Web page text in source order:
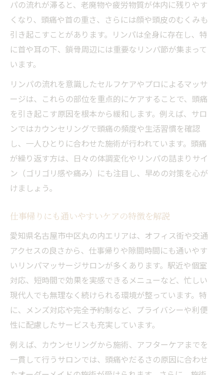
リンパと血管の違いを分かりやすく比較
頭痛ケアで注目されるリンパマッサージと
血管だけでなくリンパも重要なケアポイン
ト
頭痛緩和に特化したリンパマッサージの方
法
丸の内で体験できる専門技術の魅力を解説
むくみやゴリゴリ感も解消丸の内で体質改善を
実現
リンパマッサージでむくみやゴリゴリ感を
体質改善に役立つ丸の内の施術特徴を紹介
リンパの流れを整え頭痛もスッキリ軽減
忙しい日常に取り入れる体質改善ケアとは
頭痛やむくみが気になる方のための実践法
パの流れが滞ると、老廃物や疲労物質が体内に残りやす
くなり、頭痛や首の重さ、さらには顔や頭皮のむくみも
引き起こすことがあります。リンパは全身に存在し、特
に首や耳の下、鎖骨周辺には重要なリンパ節が集まって
います。
リンパの流れを意識したセルフケアやプロによるマッサ
ージは、これらの部位を重点的にケアすることで、頭痛
を引き起こす原因を根本から緩和します。例えば、サロ
ンではカウンセリングで頭痛の頻度や生活習慣を確認
し、一人ひとりに合わせた施術が行われています。頭痛
が繰り返す方は、日々の体調変化やリンパの詰まりサイ
ン（ゴリゴリ感や痛み）にも注目し、早めの対策を心が
けましょう。
仕事帰りにも通いやすいケアの特徴を解説
愛知県名古屋市中区丸の内エリアは、オフィス街や交通
アクセスの良さから、仕事帰りや隙間時間にも通いやす
いリンパマッサージサロンが多くあります。駅近や個室
対応、短時間で効果を実感できるメニューなど、忙しい
現代人でも無理なく続けられる環境が整っています。特
に、メンズ対応や完全予約制など、プライバシーや利便
性に配慮したサービスも充実しています。
例えば、カウンセリングから施術、アフターケアまでを
一貫して行うサロンでは、頭痛やだるさの原因に合わせ